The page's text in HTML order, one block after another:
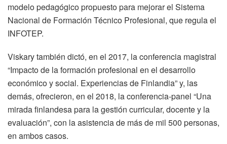
modelo pedagógico propuesto para mejorar el Sistema
Nacional de Formación Técnico Profesional, que regula el
INFOTEP.
Viskary también dictó, en el 2017, la conferencia magistral
“Impacto de la formación profesional en el desarrollo
económico y social. Experiencias de Finlandia” y, las
demás, ofrecieron, en el 2018, la conferencia-panel “Una
mirada finlandesa para la gestión curricular, docente y la
evaluación”, con la asistencia de más de mil 500 personas,
en ambos casos.